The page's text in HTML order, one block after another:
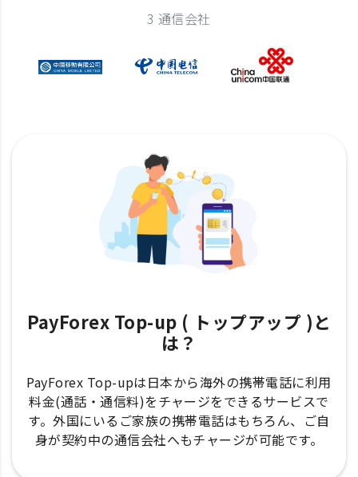
3 通信会社
PayForex Top-up ( トップアップ )と
は？
PayForex Top-upは日本から海外の携帯電話に利用
料金(通話・通信料)をチャージをできるサービスで
す。外国にいるご家族の携帯電話はもちろん、ご自
身が契約中の通信会社へもチャージが可能です。